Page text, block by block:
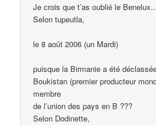
Je crois que t’as oublié le
Selon tupeutla,
le 8 août 2006 (un Mardi)
puisque la Birmanie a été
Boukistan (premier producteur
membre
de l’union des pays en B ???
Selon Dodinette,